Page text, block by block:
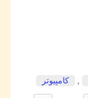
كامپیوتر